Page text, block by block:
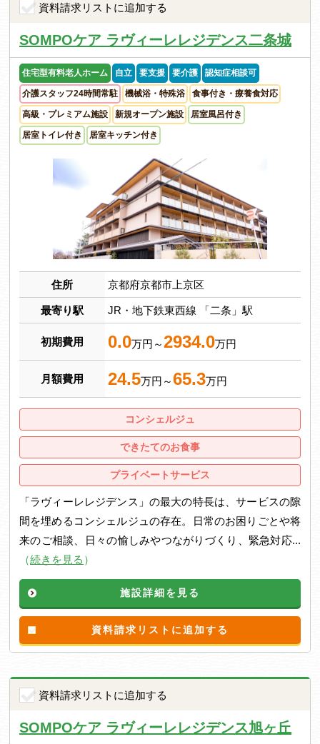
資料請求リストに追加する
SOMPOケア ラヴィーレレジデンス二条城
住宅型有料老人ホーム 自立 要支援 要介護 認知症相談可
介護スタッフ24時間常駐 機械浴・特殊浴 食事付き・療養食対応
高級・プレミアム施設 新規オープン施設 居室風呂付き
居室トイレ付き 居室キッチン付き
住所 京都府京都市上京区
最寄り駅 JR・地下鉄東西線 「二条」駅
初期費用 0.0万円～2934.0万円
月額費用 24.5万円～65.3万円
コンシェルジュ
できたてのお食事
プライベートサービス
「ラヴィーレレジデンス」の最大の特長は、サービスの隙
間を埋めるコンシェルジュの存在。日常のお困りごとや将
来のご相談、日々の愉しみやつながりづくり、緊急対応...
（続きを見る ）
施設詳細を見る
資料請求リストに追加する
資料請求リストに追加する
SOMPOケア ラヴィーレレジデンス旭ヶ丘